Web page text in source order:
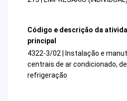
Código e descrição da
principal
4322-3/02 | Instalação e
centrais de ar condicionado,
refrigeração